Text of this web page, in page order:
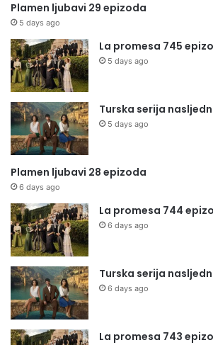
Plamen ljubavi 29 epizoda
5 days ago
La promesa 745
5 days ago
Turska serija
5 days ago
Plamen ljubavi 28 epizoda
6 days ago
La promesa 744
6 days ago
Turska serija
6 days ago
La promesa 743